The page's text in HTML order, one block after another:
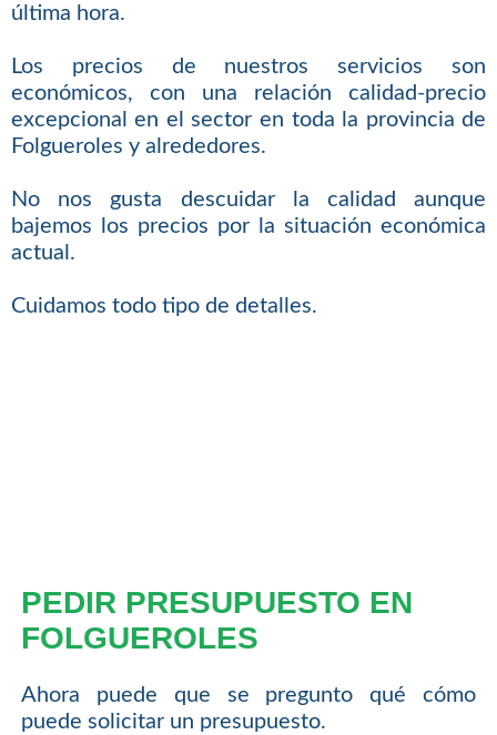
última hora.
Los precios de nuestros servicios son
económicos, con una relación calidad-precio
excepcional en el sector en toda la provincia de
Folgueroles y alrededores.
No nos gusta descuidar la calidad aunque
bajemos los precios por la situación económica
actual.
Cuidamos todo tipo de detalles.
PEDIR PRESUPUESTO EN
FOLGUEROLES
Ahora puede que se pregunto qué cómo
puede solicitar un presupuesto.